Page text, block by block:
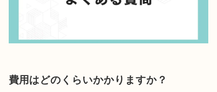
費用はどのくらいかかりますか？